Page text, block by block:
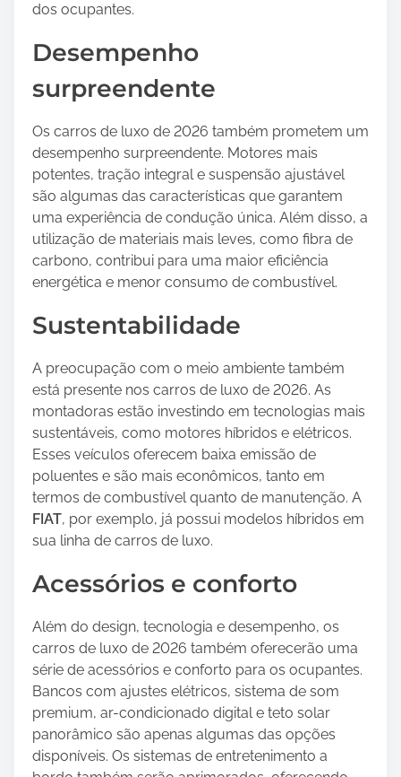
dos ocupantes.
Desempenho
surpreendente
Os carros de luxo de 2026 também prometem um
desempenho surpreendente. Motores mais
potentes, tração integral e suspensão ajustável
são algumas das características que garantem
uma experiência de condução única. Além disso, a
utilização de materiais mais leves, como fibra de
carbono, contribui para uma maior eficiência
energética e menor consumo de combustível.
Sustentabilidade
A preocupação com o meio ambiente também
está presente nos carros de luxo de 2026. As
montadoras estão investindo em tecnologias mais
sustentáveis, como motores híbridos e elétricos.
Esses veículos oferecem baixa emissão de
poluentes e são mais econômicos, tanto em
termos de combustível quanto de manutenção. A
FIAT, por exemplo, já possui modelos híbridos em
sua linha de carros de luxo.
Acessórios e conforto
Além do design, tecnologia e desempenho, os
carros de luxo de 2026 também oferecerão uma
série de acessórios e conforto para os ocupantes.
Bancos com ajustes elétricos, sistema de som
premium, ar-condicionado digital e teto solar
panorâmico são apenas algumas das opções
disponíveis. Os sistemas de entretenimento a